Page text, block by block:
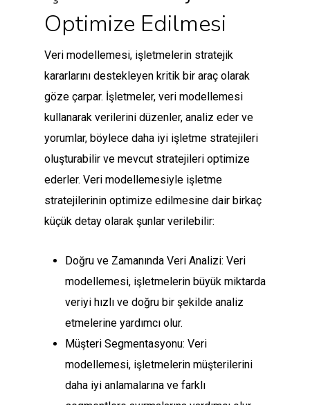
Optimize Edilmesi
Veri modellemesi, işletmelerin stratejik
kararlarını destekleyen kritik bir araç olarak
göze çarpar. İşletmeler, veri modellemesi
kullanarak verilerini düzenler, analiz eder ve
yorumlar, böylece daha iyi işletme stratejileri
oluşturabilir ve mevcut stratejileri optimize
ederler. Veri modellemesiyle işletme
stratejilerinin optimize edilmesine dair birkaç
küçük detay olarak şunlar verilebilir:
Doğru ve Zamanında Veri Analizi: Veri
modellemesi, işletmelerin büyük miktarda
veriyi hızlı ve doğru bir şekilde analiz
etmelerine yardımcı olur.
Müşteri Segmentasyonu: Veri
modellemesi, işletmelerin müşterilerini
daha iyi anlamalarına ve farklı